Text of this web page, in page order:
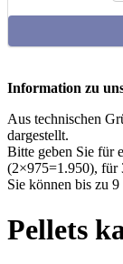
Information zu
Aus technischen
dargestellt.
Bitte geben Sie für
(2×975=1.950), für
Sie können bis zu
Pellets